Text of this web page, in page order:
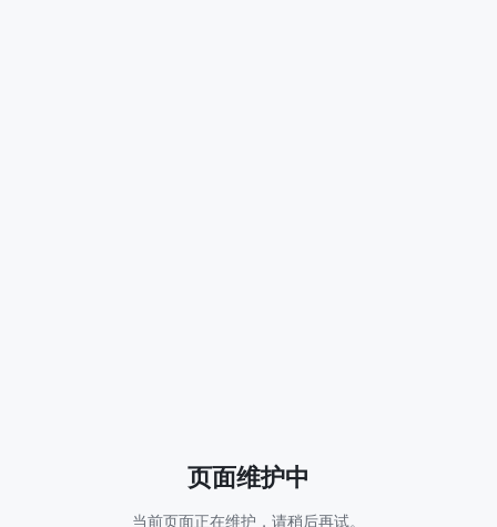
页面维护中
当前页面正在维护，请稍后再试。